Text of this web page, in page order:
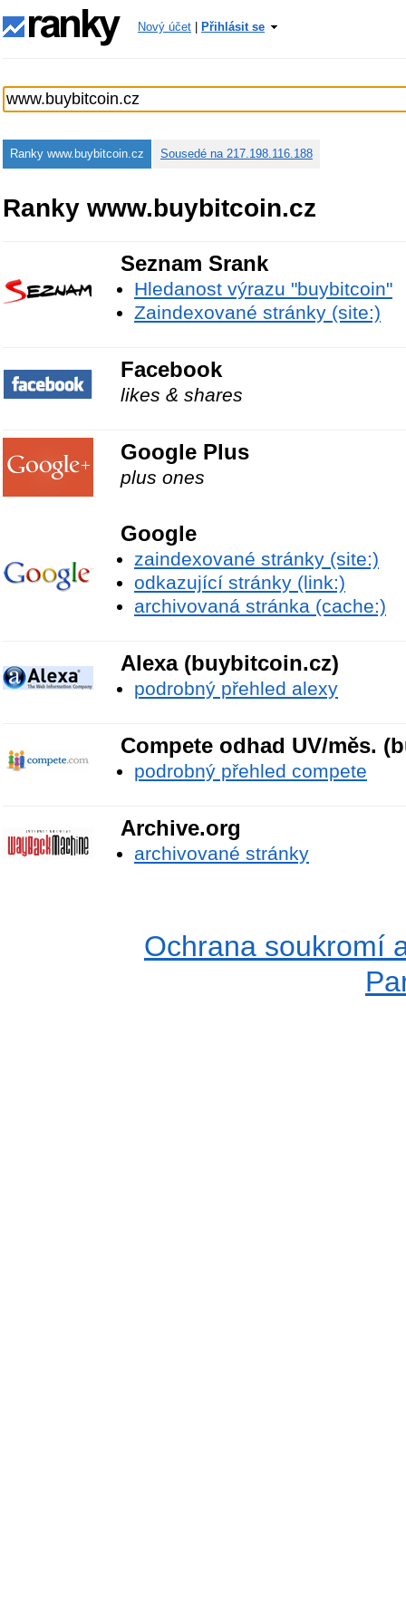
Nový účet Přihlásit se
Ranky www.buybitcoin.cz Sousedé na 217.198.116.188
Ranky www.buybitcoin.cz
Seznam Srank
Hledanost výrazu "buybitcoin"
Zaindexované stránky (site:)
Facebook
likes & shares
Google Plus
plus ones
Google
zaindexované stránky (site:)
odkazující stránky (link:)
archivovaná stránka (cache:)
Alexa (buybitcoin.cz)
podrobný přehled alexy
Compete odhad UV/měs.
podrobný přehled compete
Archive.org
archivované stránky
Ochrana soukromí